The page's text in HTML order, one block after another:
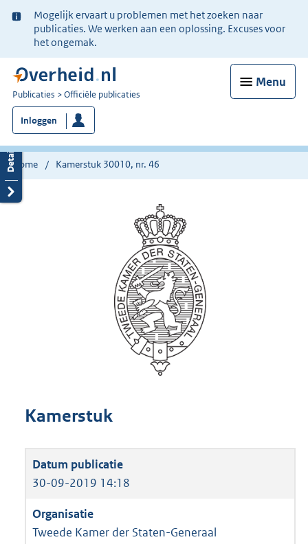
Ter
informatie:
Mogelijk ervaart u problemen met het zoeken naar
publicaties. We werken aan een oplossing. Excuses voor
het ongemak.
Menu
U
bent
nu
hier:
Publicaties Officiële publicaties
Inloggen
Home Kamerstuk 30010, nr. 46
Kamerstuk
30-09-2019 14:18
Tweede Kamer der Staten-Generaal